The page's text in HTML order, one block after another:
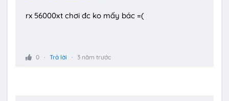
rx 56000xt chơi đc ko mấy bác =(
0 Trả lời 3 năm trước